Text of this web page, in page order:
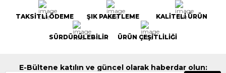
TAKSİTLİ ÖDEME ŞIK PAKETLEME KALİTELİ ÜRÜN
SÜRDÜRÜLEBİLİR ÜRÜN ÇEŞİTLİLİĞİ
E-Bültene katılın ve güncel olarak haberdar olun: